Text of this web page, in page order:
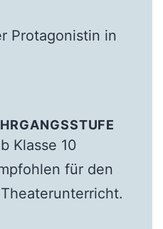
Protagonistin in
Klasse 10
für den